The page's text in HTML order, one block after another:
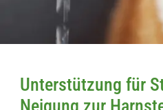
Unterstützung für
Neigung zur